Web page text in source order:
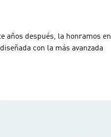
años después, la honramos en
con la más avanzada